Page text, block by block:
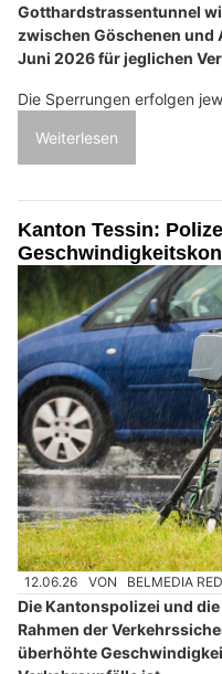
Gotthardstrassentunnel
zwischen Göschenen und
Juni 2026 für jeglichen
Die Sperrungen erfolgen
Weiterlesen
Kanton Tessin:
12.06.26 VON BELMEDIA
Die Kantonspolizei und
Rahmen der
überhöhte